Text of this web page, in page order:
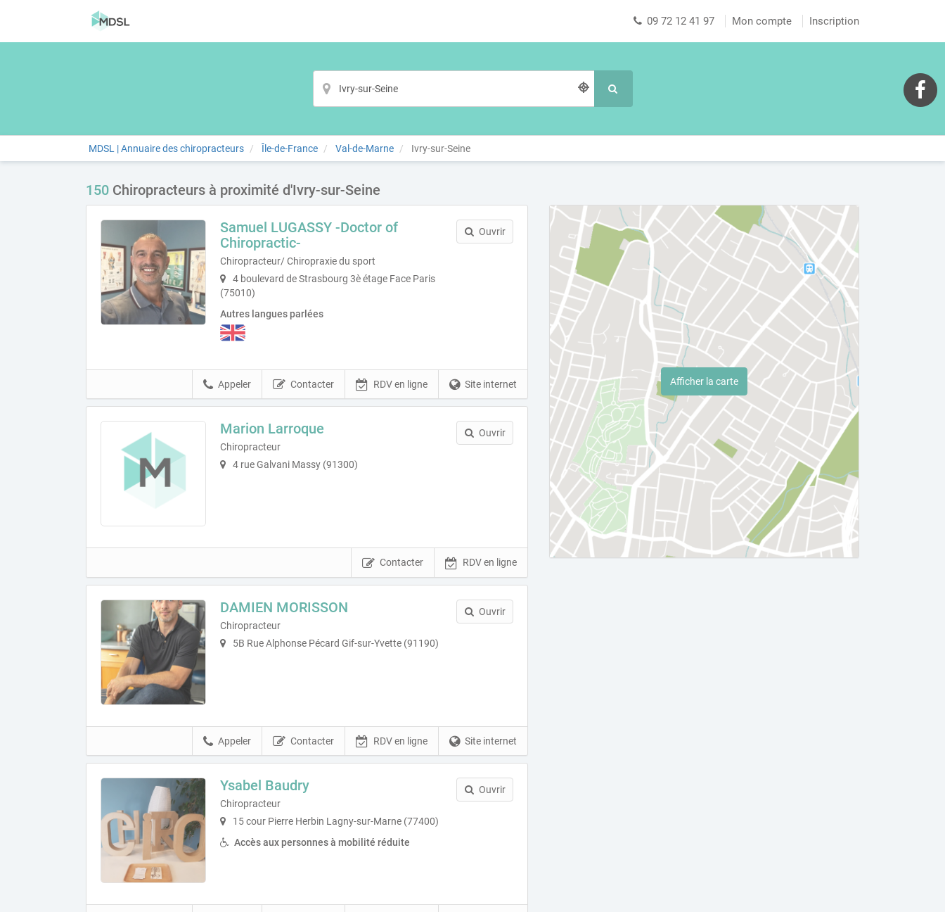
09 72 12 41 97 Mon compte Inscription
MDSL | Annuaire des chiropracteurs Île-de-France Val-de-Marne Ivry-sur-Seine
150 Chiropracteurs à proximité d'Ivry-sur-Seine
Samuel LUGASSY -Doctor of
Chiropractic-
Chiropracteur/ Chiropraxie du sport
4 boulevard de Strasbourg 3è étage Face Paris
(75010)
Autres langues parlées
Ouvrir
Site internet
RDV en ligne
Contacter
Appeler
Marion Larroque
Chiropracteur
4 rue Galvani Massy (91300)
Ouvrir
RDV en ligne
Contacter
DAMIEN MORISSON
Chiropracteur
5B Rue Alphonse Pécard Gif-sur-Yvette (91190)
Ouvrir
Site internet
RDV en ligne
Contacter
Appeler
Ysabel Baudry
Chiropracteur
15 cour Pierre Herbin Lagny-sur-Marne (77400)
Accès aux personnes à mobilité réduite
Ouvrir
Afficher la carte